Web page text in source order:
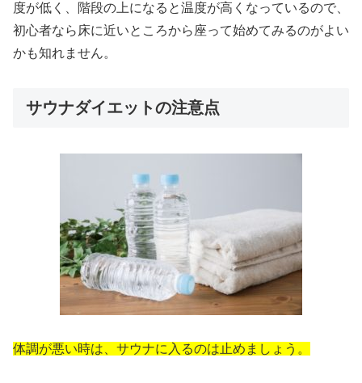
度が低く、階段の上になると温度が高くなっているので、
初心者なら床に近いところから座って始めてみるのがよい
かも知れません。
サウナダイエットの注意点
体調が悪い時は、サウナに入るのは止めましょう。